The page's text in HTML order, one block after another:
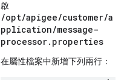
啟
/opt/apigee/customer/a
pplication/message-
processor.properties
在屬性檔案中新增下列兩行：